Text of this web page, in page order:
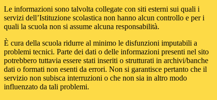
Le informazioni sono talvolta collegate con siti esterni sui quali i
servizi dell’Istituzione scolastica non hanno alcun controllo e per i
quali la scuola non si assume alcuna responsabilità.
È cura della scuola ridurre al minimo le disfunzioni imputabili a
problemi tecnici. Parte dei dati o delle informazioni presenti nel sito
potrebbero tuttavia essere stati inseriti o strutturati in archivi/banche
dati o formati non esenti da errori. Non si garantisce pertanto che il
servizio non subisca interruzioni o che non sia in altro modo
influenzato da tali problemi.